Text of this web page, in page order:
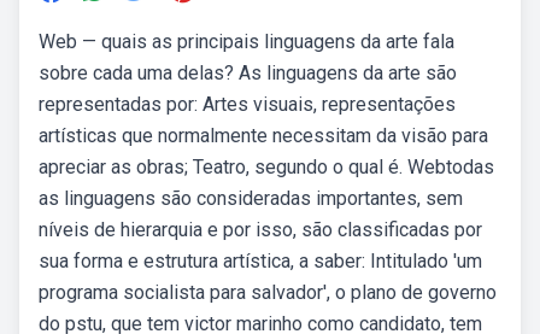
Web — quais as principais linguagens da arte fala
sobre cada uma delas? As linguagens da arte são
representadas por: Artes visuais, representações
artísticas que normalmente necessitam da visão para
apreciar as obras; Teatro, segundo o qual é. Webtodas
as linguagens são consideradas importantes, sem
níveis de hierarquia e por isso, são classificadas por
sua forma e estrutura artística, a saber: Intitulado 'um
programa socialista para salvador', o plano de governo
do pstu, que tem victor marinho como candidato, tem